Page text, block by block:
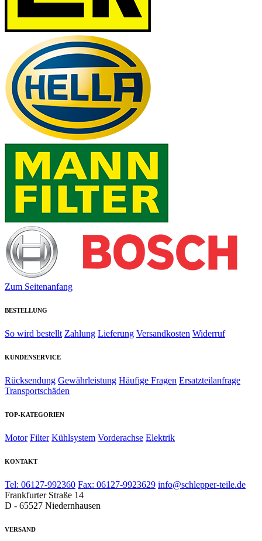
Zum Seitenanfang
BESTELLUNG
So wird bestellt Zahlung Lieferung Versandkosten Widerruf
KUNDENSERVICE
Rücksendung Gewährleistung Häufige Fragen Ersatzteilanfrage
Transportschäden
TOP-KATEGORIEN
Motor Filter Kühlsystem Vorderachse Elektrik
KONTAKT
Tel: 06127-992360 Fax: 06127-9923629 info@schlepper-teile.de
Frankfurter Straße 14
D - 65527 Niedernhausen
VERSAND